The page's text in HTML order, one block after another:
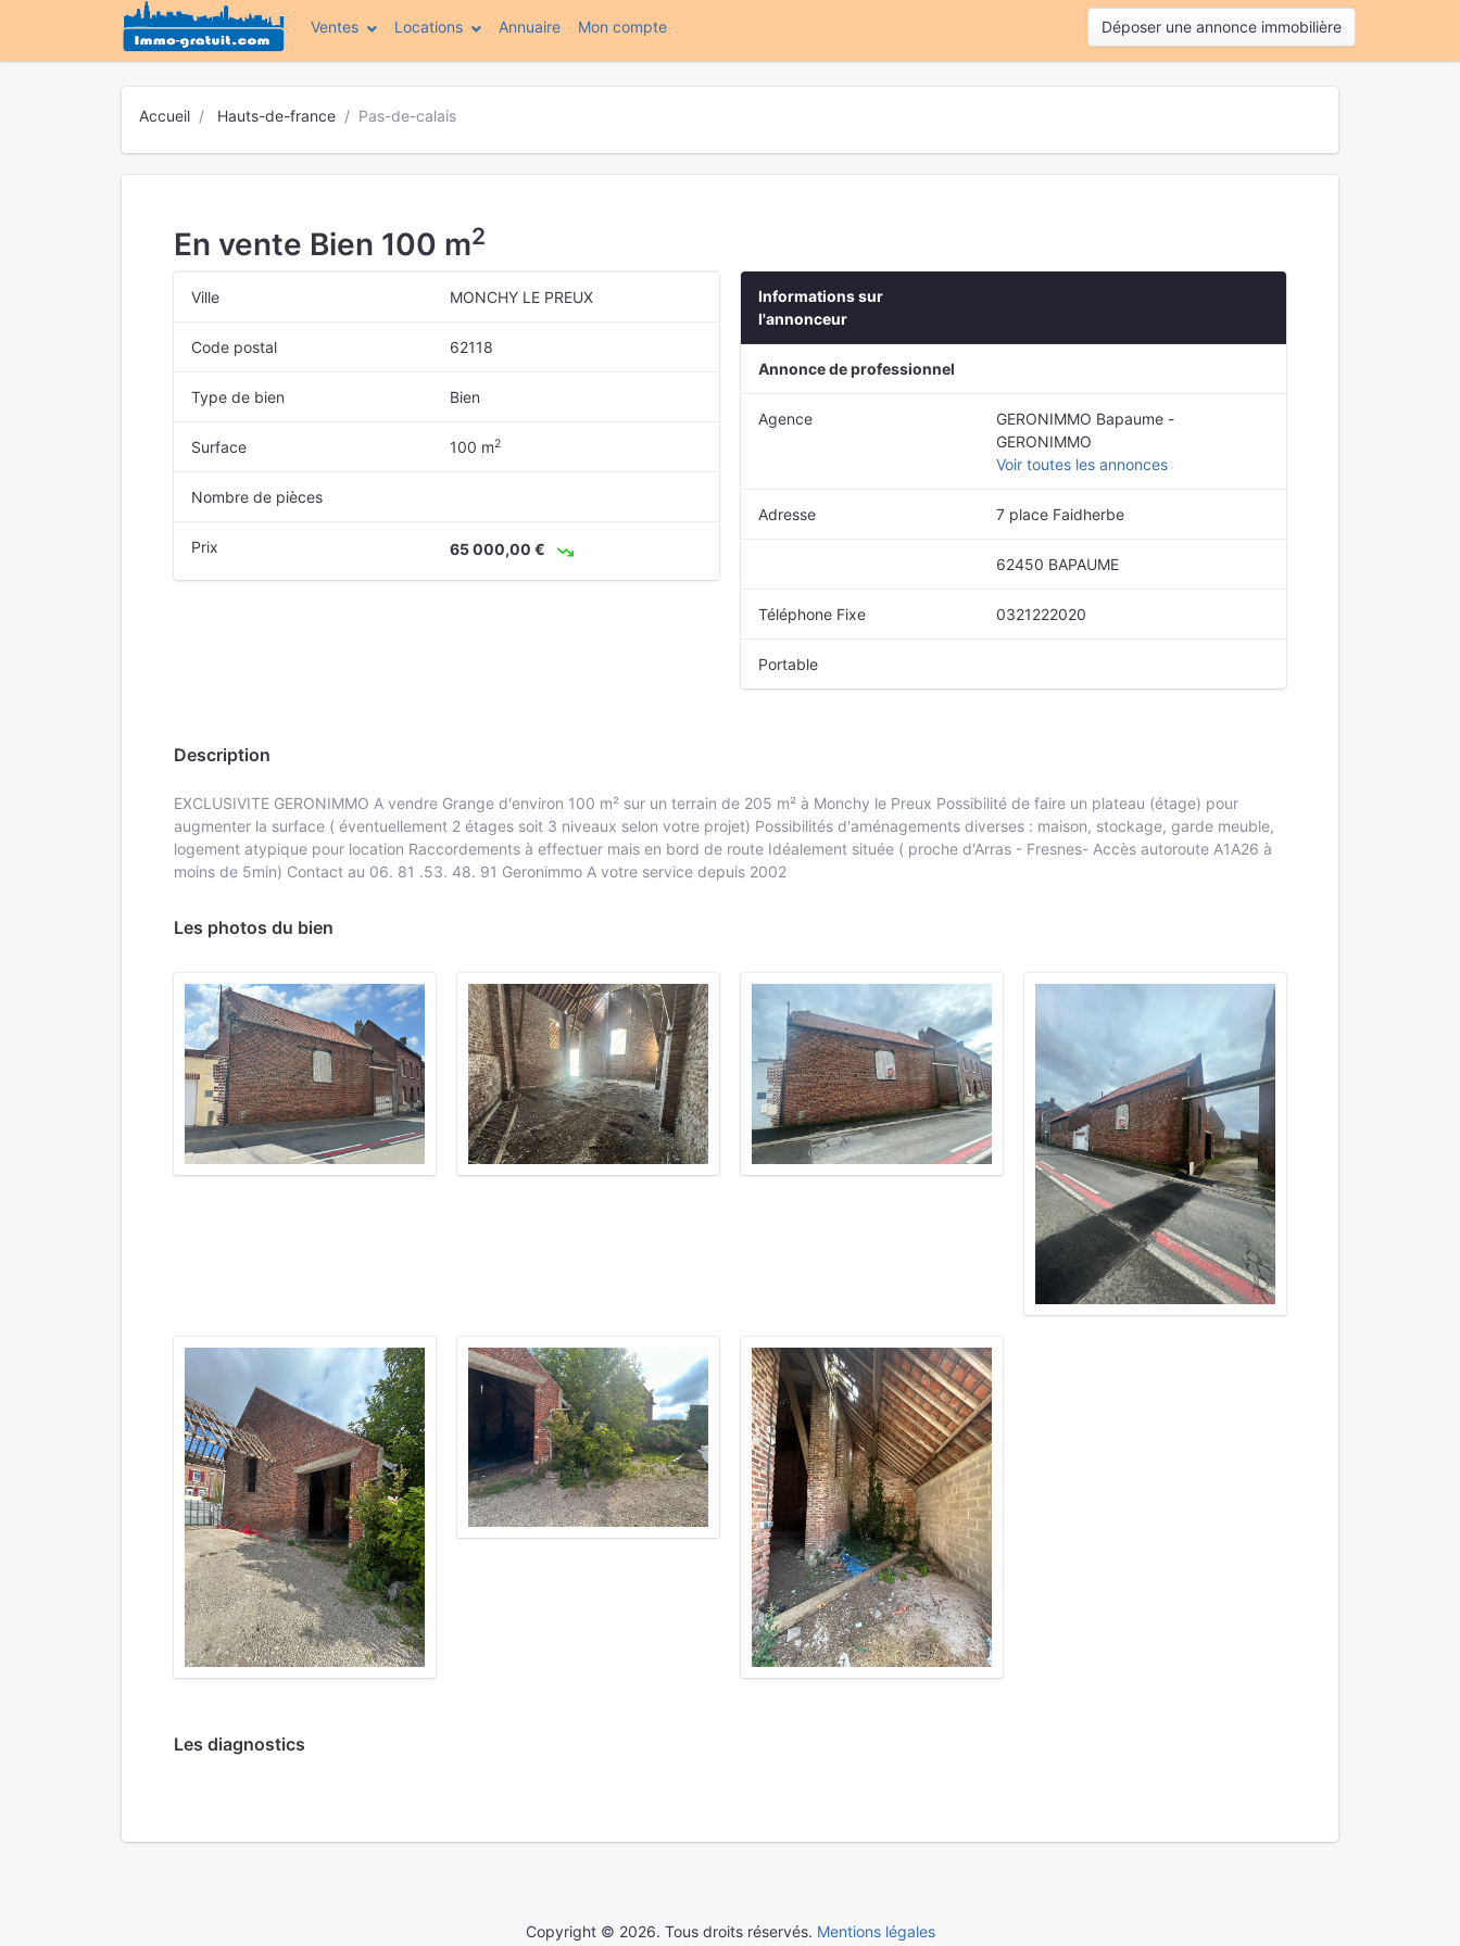
Ventes Locations Annuaire Mon compte(current) Déposer une annonce immobilière
Accueil Hauts-de-france Pas-de-calais
En vente Bien 100 m2
Ville MONCHY LE PREUX
Code postal 62118
Type de bien Bien
Surface 100 m2
Nombre de pièces
Prix 65 000,00 €
Informations sur
l'annonceur
Annonce de professionnel
Agence
GERONIMMO Bapaume -
GERONIMMO
Voir toutes les annonces
Adresse 7 place Faidherbe
62450 BAPAUME
Téléphone Fixe 0321222020
Portable
Description
EXCLUSIVITE GERONIMMO A vendre Grange d'environ 100 m² sur un terrain de 205 m² à Monchy le Preux Possibilité de faire un plateau (étage) pour
augmenter la surface ( éventuellement 2 étages soit 3 niveaux selon votre projet) Possibilités d'aménagements diverses : maison, stockage, garde meuble,
logement atypique pour location Raccordements à effectuer mais en bord de route Idéalement située ( proche d'Arras - Fresnes- Accès autoroute A1A26 à
moins de 5min) Contact au 06. 81 .53. 48. 91 Geronimmo A votre service depuis 2002
Les photos du bien
Les diagnostics
Copyright © 2026. Tous droits réservés. Mentions légales